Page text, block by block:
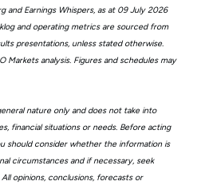
and Earnings Whispers, as at 09 July 2026
and operating metrics are sourced from
presentations, unless stated otherwise.
Markets analysis. Figures and schedules may
nature only and does not take into
financial situations or needs. Before acting
should consider whether the information is
circumstances and if necessary, seek
opinions, conclusions, forecasts or